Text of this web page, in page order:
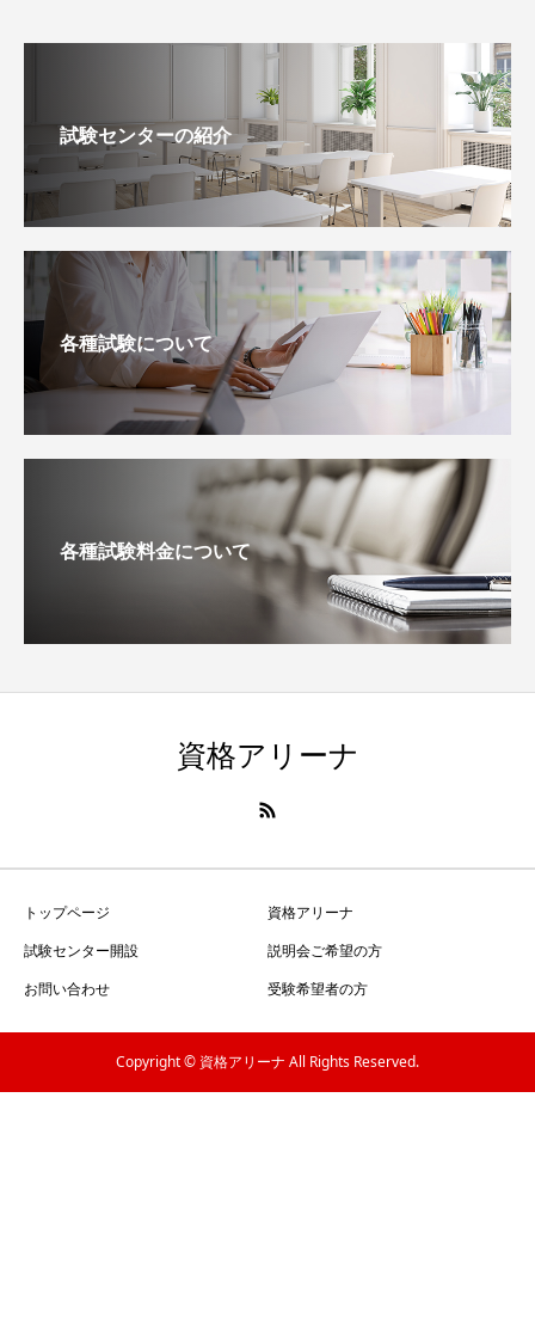
試験センターの紹介
各種試験について
各種試験料金について
資格アリーナ
トップページ
資格アリーナ
試験センター開設
説明会ご希望の方
お問い合わせ
受験希望者の方
Copyright © 資格アリーナ All Rights Reserved.